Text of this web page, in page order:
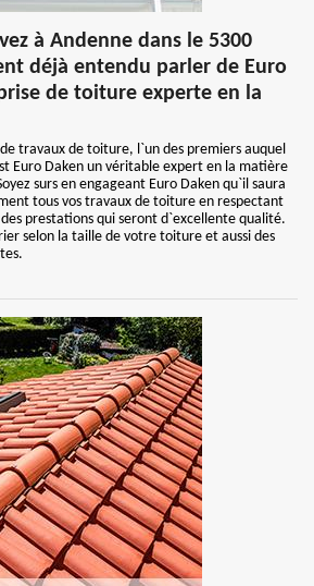
à Andenne dans le 5300
déjà entendu parler de Euro
de toiture experte en la
travaux de toiture, l`un des premiers auquel
Euro Daken un véritable expert en la matière
surs en engageant Euro Daken qu`il saura
tous vos travaux de toiture en respectant
prestations qui seront d`excellente qualité.
selon la taille de votre toiture et aussi des